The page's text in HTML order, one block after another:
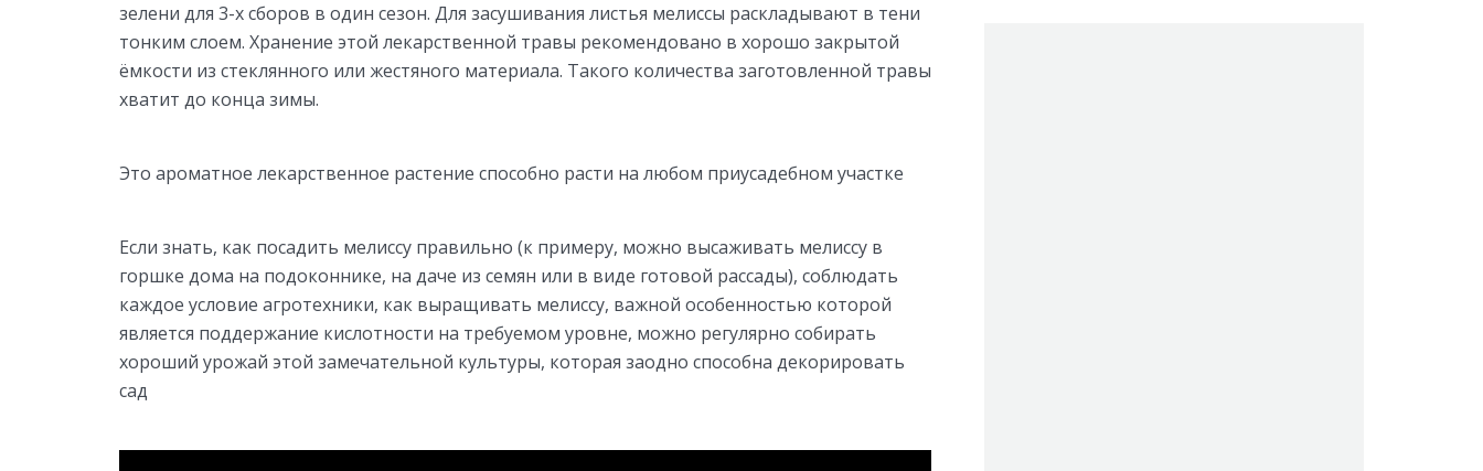
зелени для 3-х сборов в один сезон. Для засушивания листья мелиссы раскладывают в тени
тонким слоем. Хранение этой лекарственной травы рекомендовано в хорошо закрытой
ёмкости из стеклянного или жестяного материала. Такого количества заготовленной травы
хватит до конца зимы.
Это ароматное лекарственное растение способно расти на любом приусадебном участке
Если знать, как посадить мелиссу правильно (к примеру, можно высаживать мелиссу в
горшке дома на подоконнике, на даче из семян или в виде готовой рассады), соблюдать
каждое условие агротехники, как выращивать мелиссу, важной особенностью которой
является поддержание кислотности на требуемом уровне, можно регулярно собирать
хороший урожай этой замечательной культуры, которая заодно способна декорировать
сад